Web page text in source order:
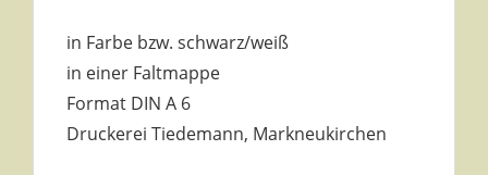
in Farbe bzw. schwarz/weiß
in einer Faltmappe
Format DIN A 6
Druckerei Tiedemann, Markneukirchen